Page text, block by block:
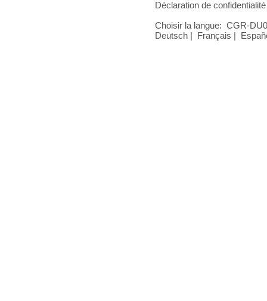
Déclaration de confidentialité
Choisir la langue:
CGR-
Deutsch | Français |